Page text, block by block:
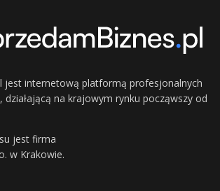
jest internetową platformą profesjonalnych
na krajowym rynku począwszy od
jest firma
w Krakowie.